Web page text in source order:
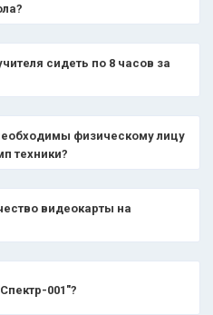
сидеть по 8 часов за
физическому лицу
техники?
видеокарты на
001"?